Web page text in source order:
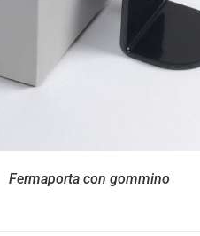
Fermaporta con gommino